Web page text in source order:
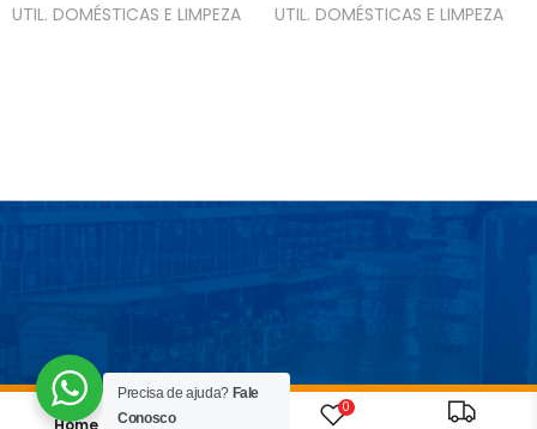
Home
0
UTIL. DOMÉSTICAS E LIMPEZA
UTIL. DOMÉSTICAS E LIMPEZA
Precisa de ajuda? Fale
Conosco